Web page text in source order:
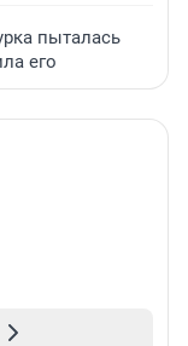
пыталась
его